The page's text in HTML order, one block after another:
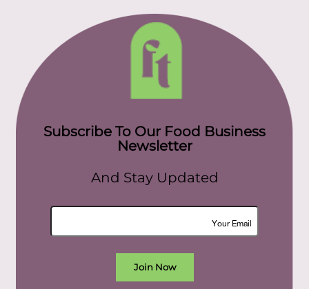
Subscribe To Our Food Business
Newsletter
And Stay Updated
Join Now